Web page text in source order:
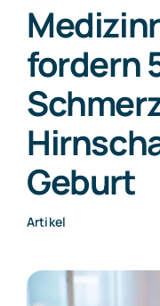
fordern
Geburt
Artikel